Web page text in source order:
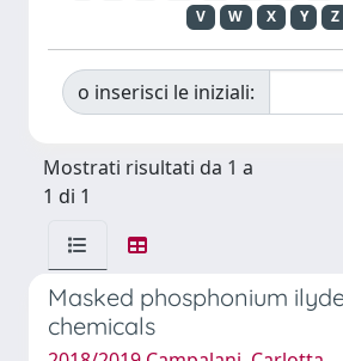
V
W X Y Z
o inserisci le iniziali:
Mostrati risultati da 1 a
1 di 1
Masked phosphonium
chemicals